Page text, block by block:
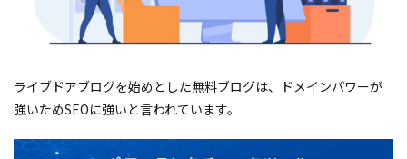
ライブドアブログを始めとした無料ブログは、ドメインパワーが
強いためSEOに強いと言われています。